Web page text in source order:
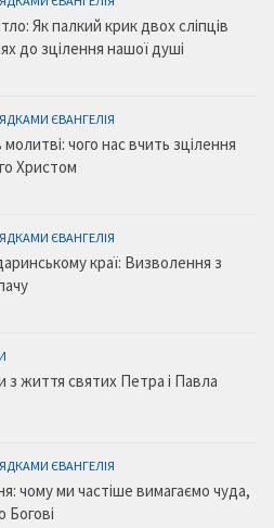
Як палкий крик двох сліпців
до зцілення нашої душі
ЄВАНГЕЛІЯ
чого нас вчить зцілення
Христом
ЄВАНГЕЛІЯ
краї: Визволення з
з життя святих Петра і Павла
ЄВАНГЕЛІЯ
чому ми частіше вимагаємо чуда,
Богові